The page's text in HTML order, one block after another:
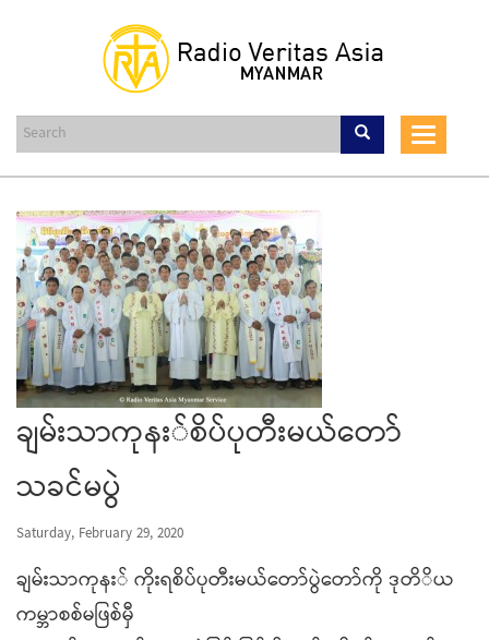
content
Toggle
ချမ်းသာကုနး်စိပ်ပုတီးမယ်တော်
သခင်မပွဲ
Saturday, February 29, 2020
ချမ်းသာကုနး် ကိုးရစိပ်ပုတီးမယ်တော်ပွဲတော်ကို ဒုတိိယ
ကမ္ဘာစစ်မဖြစ်မှီ